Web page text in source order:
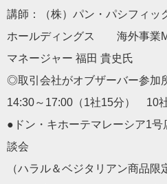
講師：（株）パン・パシフィッ
ホールディングス 海外事業
マネージャー 福田 貴史氏
◎取引会社がオブザーバー参加
14:30～17:00（1社15分） 10
●ドン・キホーテマレーシア1
談会
（ハラル＆ベジタリアン商品限